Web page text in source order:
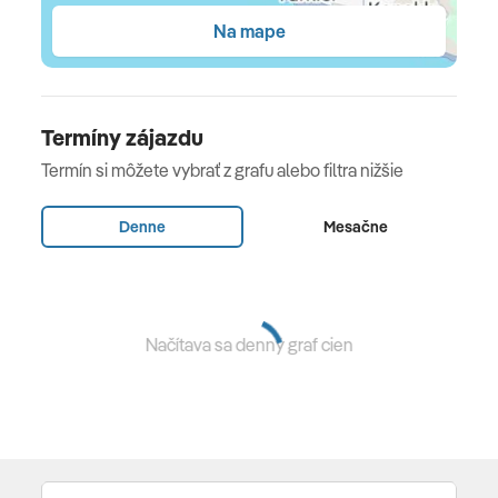
raňajky (7:30 – 10:00 h), obedy (12:30 – 14:00 h) a
večere (19:00 – 21:00 h) formou bufetu • neskoré
raňajky (10:00 – 10:30 h) • patiseria (11:00 - 17:00 h) •
káva, čaj, koláče, snacky vo vyhradených časoch •
miestne a vybrané importované alkoholické a
za pobyt zdarma, talianska a gril za poplatok, vo
všetkých nutná rezervácia vopred (19:00 - 21:00 h) •
194 izieb • vstupná hala s recepciou • hlavná reštaurácia
Na mape
Termíny zájazdu
Termín si môžete vybrať z grafu alebo filtra nižšie
Denne Mesačne
Načítava sa denný graf cien